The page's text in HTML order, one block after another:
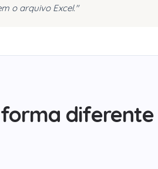
o arquivo Excel."